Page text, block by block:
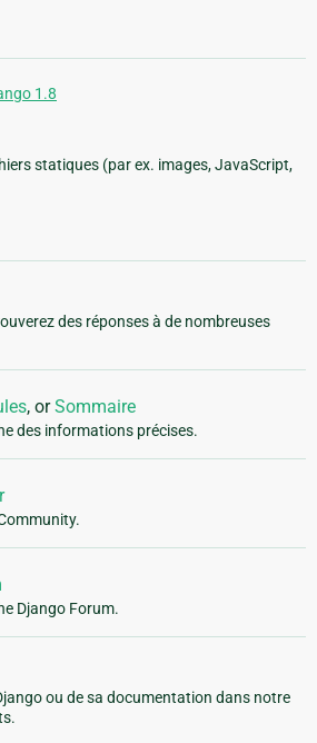
1.8
statiques (par ex. images, JavaScript,
des réponses à de nombreuses
, orSommaire
des informations précises.
Django Forum.
ou de sa documentation dans notre